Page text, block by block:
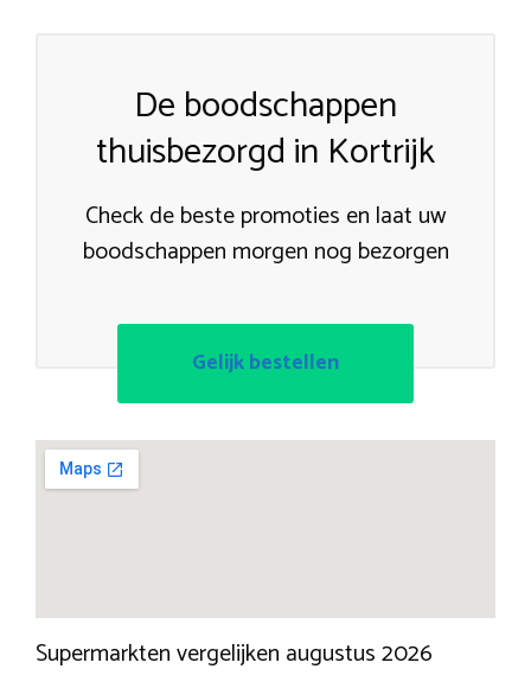
De boodschappen
thuisbezorgd in Kortrijk
Check de beste promoties en laat uw
boodschappen morgen nog bezorgen
Gelijk bestellen
Supermarkten vergelijken augustus 2026